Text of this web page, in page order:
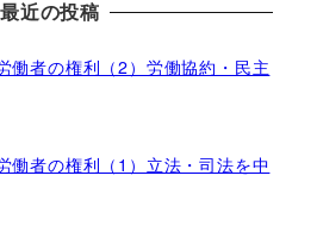
最近の投稿
働者の権利（2）労働協約・民主
働者の権利（1）立法・司法を中